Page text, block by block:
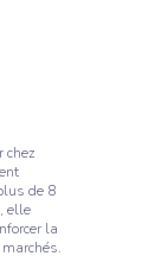
chez
de 8
elle
la